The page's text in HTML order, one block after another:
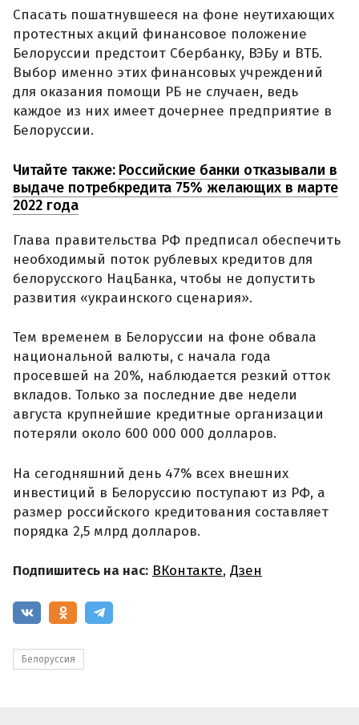
Спасать пошатнувшееся на фоне неутихающих
протестных акций финансовое положение
Белоруссии предстоит Сбербанку, ВЭБу и ВТБ.
Выбор именно этих финансовых учреждений
для оказания помощи РБ не случаен, ведь
каждое из них имеет дочернее предприятие в
Белоруссии.
Читайте также: Российские банки отказывали в
выдаче потребкредита 75% желающих в марте
2022 года
Глава правительства РФ предписал обеспечить
необходимый поток рублевых кредитов для
белорусского НацБанка, чтобы не допустить
развития «украинского сценария».
Тем временем в Белоруссии на фоне обвала
национальной валюты, с начала года
просевшей на 20%, наблюдается резкий отток
вкладов. Только за последние две недели
августа крупнейшие кредитные организации
потеряли около 600 000 000 долларов.
На сегодняшний день 47% всех внешних
инвестиций в Белоруссию поступают из РФ, а
размер российского кредитования составляет
порядка 2,5 млрд долларов.
Подпишитесь на нас: ВКонтакте, Дзен
Белоруссия